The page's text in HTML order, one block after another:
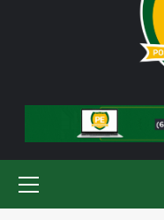
Menu